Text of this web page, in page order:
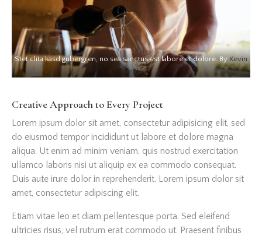
Stet clita kasd gubergren, no sea sanctus est labore et dolore. ByKevin
Smith
Creative Approach to Every Project
Lorem ipsum dolor sit amet, consectetur adipisicing elit, sed
do eiusmod tempor incididunt ut labore et dolore magna
aliqua. Ut enim ad minim veniam, quis nostrud exercitation
ullamco laboris nisi ut aliquip ex ea commodo consequat.
Duis aute irure dolor in reprehenderit. Lorem ipsum dolor sit
amet, consectetur adipiscing elit.
Etiam vitae leo et diam pellentesque porta. Sed eleifend
ultricies risus, vel rutrum erat commodo ut. Praesent finibus